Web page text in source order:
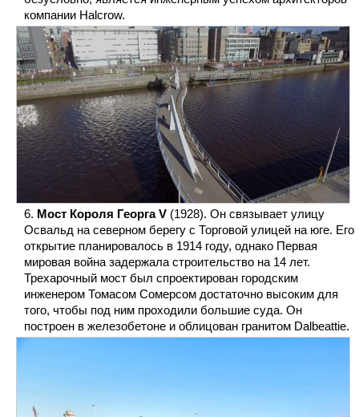
компании Halcrow.
Мост Короля Георга V (1928). Он связывает улицу
Освальд на северном берегу с Торговой улицей на юге. Его
открытие планировалось в 1914 году, однако Первая
мировая война задержала строительство на 14 лет.
Трехарочный мост был спроектирован городским
инженером Томасом Сомерсом достаточно высоким для
того, чтобы под ним проходили большие суда. Он
построен в железобетоне и облицован гранитом Dalbeattie.